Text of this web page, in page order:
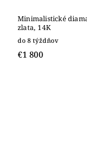
Minimalistické
zlata, 14K
do 8 týždňov
€1 800